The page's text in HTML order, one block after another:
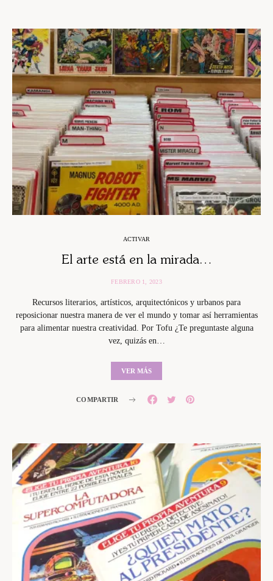
ACTIVAR
El arte está en la mirada…
FEBRERO 1, 2023
Recursos literarios, artísticos, arquitectónicos y urbanos para
reposicionar nuestra manera de ver el mundo y tomar así herramientas
para alimentar nuestra creatividad. Por Tofu ¿Te preguntaste alguna
vez, quizás en…
VER MÁS
COMPARTIR